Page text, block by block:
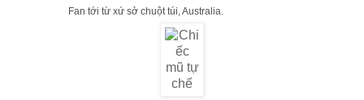
Fan tới từ xứ sở chuột túi, Australia.